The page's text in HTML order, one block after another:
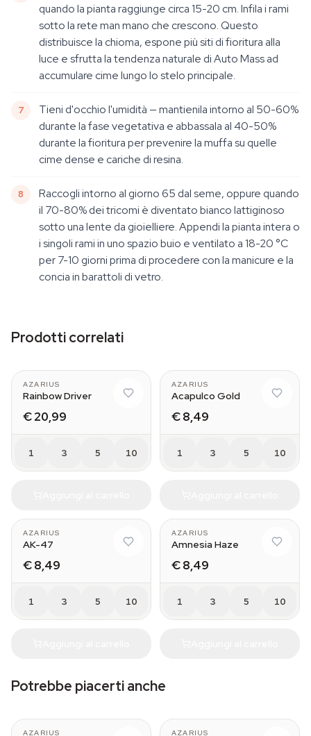
quando la pianta raggiunge circa 15-20 cm. Infila i rami
sotto la rete man mano che crescono. Questo
distribuisce la chioma, espone più siti di fioritura alla
luce e sfrutta la tendenza naturale di Auto Mass ad
accumulare cime lungo lo stelo principale.
Tieni d'occhio l'umidità — mantienila intorno al 50-60%
durante la fase vegetativa e abbassala al 40-50%
durante la fioritura per prevenire la muffa su quelle
cime dense e cariche di resina.
Raccogli intorno al giorno 65 dal seme, oppure quando
il 70-80% dei tricomi è diventato bianco lattiginoso
sotto una lente da gioielliere. Appendi la pianta intera o
i singoli rami in uno spazio buio e ventilato a 18-20 °C
per 7-10 giorni prima di procedere con la manicure e la
concia in barattoli di vetro.
Prodotti correlati
AZARIUS
Rainbow Driver
€ 20,99
1 3 5 10
AZARIUS
Acapulco Gold
€ 8,49
1 3 5 10
AZARIUS
AK-47
€ 8,49
1 3 5 10
AZARIUS
Amnesia Haze
€ 8,49
1 3 5 10
Potrebbe piacerti anche
AZARIUS AZARIUS